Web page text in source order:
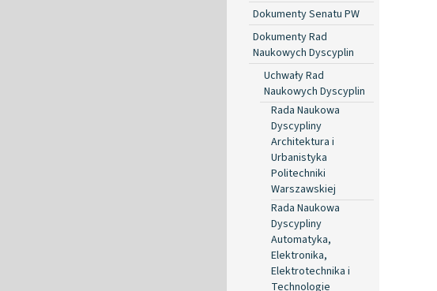
Dokumenty Senatu PW
Dokumenty Rad
Naukowych Dyscyplin
Uchwały Rad
Naukowych Dyscyplin
Rada Naukowa
Dyscypliny
Architektura i
Urbanistyka
Politechniki
Warszawskiej
Rada Naukowa
Dyscypliny
Automatyka,
Elektronika,
Elektrotechnika i
Technologie